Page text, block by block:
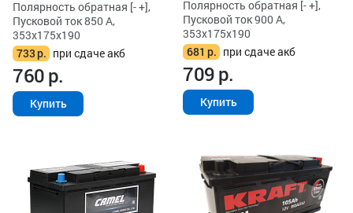
Полярность обратная [- +],
Пусковой ток 850 А,
353x175x190
733р. при сдаче акб
760р.
Купить
Полярность обратная [- +],
Пусковой ток 900 А,
353x175x190
681 р. при сдаче акб
709р.
Купить